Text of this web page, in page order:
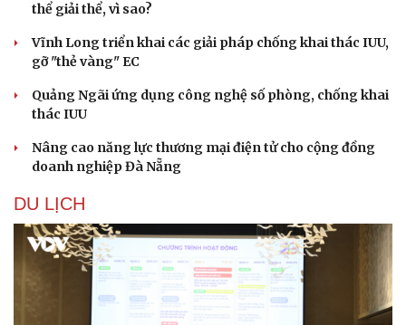
thể giải thể, vì sao?
Vĩnh Long triển khai các giải pháp chống khai thác IUU,
gỡ "thẻ vàng" EC
Quảng Ngãi ứng dụng công nghệ số phòng, chống khai
thác IUU
Nâng cao năng lực thương mại điện tử cho cộng đồng
doanh nghiệp Đà Nẵng
DU LỊCH